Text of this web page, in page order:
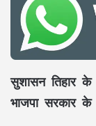
सुशासन तिहार
भाजपा सरकार